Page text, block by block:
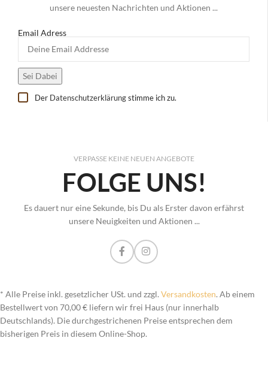
unsere neuesten Nachrichten und Aktionen ...
Email Adress
Der Datenschutzerklärungstimme ich zu.
VERPASSE KEINE NEUEN ANGEBOTE
FOLGE UNS!
Es dauert nur eine Sekunde, bis Du als Erster davon erfährst
unsere Neuigkeiten und Aktionen ...
* Alle Preise inkl. gesetzlicher USt. und zzgl. Versandkosten. Ab einem
Bestellwert von 70,00 € liefern wir frei Haus (nur innerhalb
Deutschlands). Die durchgestrichenen Preise entsprechen dem
bisherigen Preis in diesem Online-Shop.